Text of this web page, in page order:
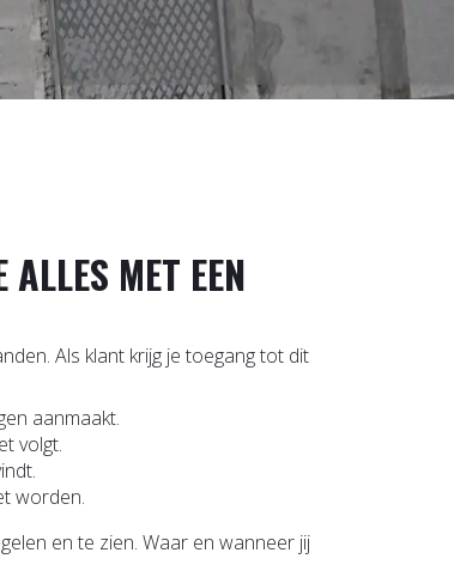
MET EEN
Als klant krijg je toegang tot dit
aanmaakt.
volgt.
worden.
en te zien. Waar en wanneer jij